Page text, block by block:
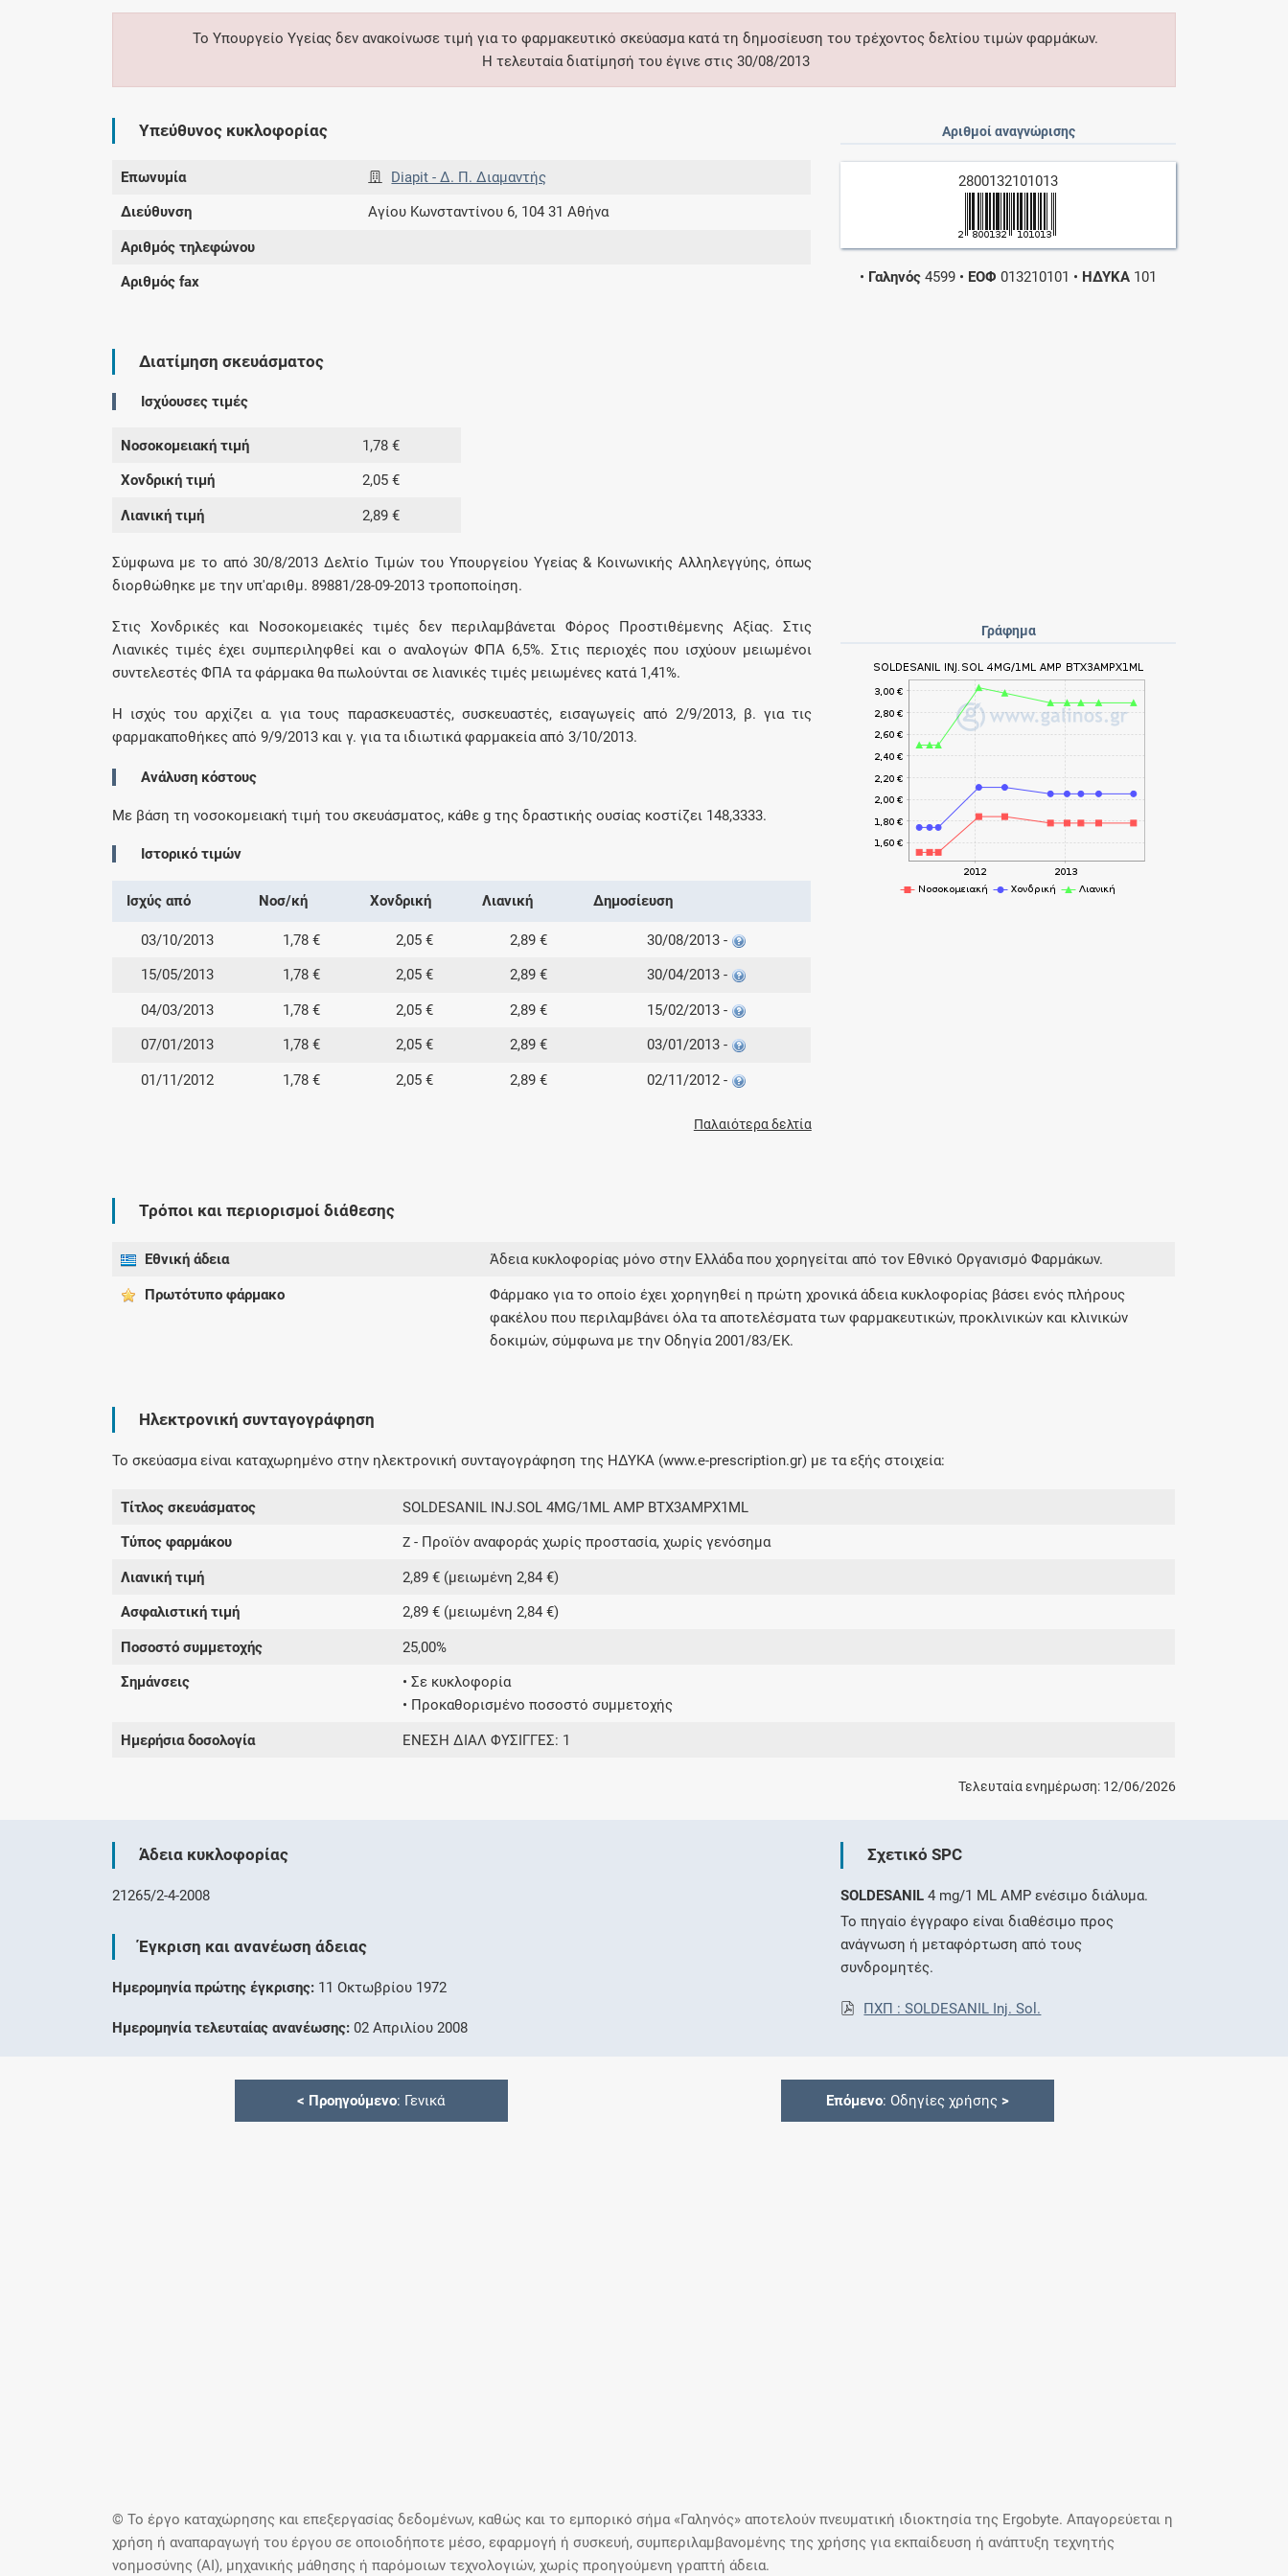
Συνδρομές
Το Υπουργείο Υγείας δεν ανακοίνωσε τιμή για το φαρμακευτικό σκεύασμα κατά τη δημοσίευση του τρέχοντος δελτίου τιμών φαρμάκων.
Η τελευταία διατίμησή του έγινε στις 30/08/2013
Υπεύθυνος κυκλοφορίας
Επωνυμία Diapit - Δ. Π. Διαμαντής
Διεύθυνση Αγίου Κωνσταντίνου 6, 104 31 Αθήνα
Αριθμός τηλεφώνου
Αριθμός fax
Αριθμοί αναγνώρισης
2800132101013
• Γαληνός 4599 • ΕΟΦ 013210101 • ΗΔΥΚΑ 101
Διατίμηση σκευάσματος
Ισχύουσες τιμές
Νοσοκομειακή τιμή 1,78 €
Χονδρική τιμή 2,05 €
Λιανική τιμή 2,89 €
Σύμφωνα με το από 30/8/2013 Δελτίο Τιμών του Υπουργείου Υγείας & Κοινωνικής Αλληλεγγύης, όπως
διορθώθηκε με την υπ'αριθμ. 89881/28-09-2013 τροποποίηση.
Στις Χονδρικές και Νοσοκομειακές τιμές δεν περιλαμβάνεται Φόρος Προστιθέμενης Αξίας. Στις
Λιανικές τιμές έχει συμπεριληφθεί και ο αναλογών ΦΠΑ 6,5%. Στις περιοχές που ισχύουν μειωμένοι
συντελεστές ΦΠΑ τα φάρμακα θα πωλούνται σε λιανικές τιμές μειωμένες κατά 1,41%.
Η ισχύς του αρχίζει α. για τους παρασκευαστές, συσκευαστές, εισαγωγείς από 2/9/2013, β. για τις
φαρμακαποθήκες από 9/9/2013 και γ. για τα ιδιωτικά φαρμακεία από 3/10/2013.
Ανάλυση κόστους
Με βάση τη νοσοκομειακή τιμή του σκευάσματος, κάθεg της δραστικής ουσίας κοστίζει 148,3333.
Ιστορικό τιμών
Ισχύς από Νοσ/κή Χονδρική Λιανική Δημοσίευση
03/10/2013 1,78 € 2,05 € 2,89 € 30/08/2013 -
15/05/2013 1,78 € 2,05 € 2,89 € 30/04/2013 -
04/03/2013 1,78 € 2,05 € 2,89 € 15/02/2013 -
07/01/2013 1,78 € 2,05 € 2,89 € 03/01/2013 -
01/11/2012 1,78 € 2,05 € 2,89 € 02/11/2012 -
Παλαιότερα δελτία
Γράφημα
Τρόποι και περιορισμοί διάθεσης
Εθνική άδεια Άδεια κυκλοφορίας μόνο στην Ελλάδα που χορηγείται από τον Εθνικό Οργανισμό Φαρμάκων.
Πρωτότυπο φάρμακo
Φάρμακο για το οποίο έχει χορηγηθεί η πρώτη χρονικά άδεια κυκλοφορίας βάσει ενός πλήρους
φακέλου που περιλαμβάνει όλα τα αποτελέσματα των φαρμακευτικών, προκλινικών και κλινικών
δοκιμών, σύμφωνα με την Οδηγία 2001/83/ΕΚ.
Ηλεκτρονική συνταγογράφηση
Το σκεύασμα είναι καταχωρημένο στην ηλεκτρονική συνταγογράφηση της ΗΔΥΚΑ (www.e-prescription.gr) με τα εξής στοιχεία:
Τίτλος σκευάσματος SOLDESANIL INJ.SOL 4MG/1ML AMP ΒΤΧ3AMPX1ML
Τύπος φαρμάκου Z- Προϊόν αναφοράς χωρίς προστασία, χωρίς γενόσημα
Λιανική τιμή 2,89 € (μειωμένη 2,84 €)
Ασφαλιστική τιμή 2,89 € (μειωμένη 2,84 €)
Ποσοστό συμμετοχής 25,00%
Σημάνσεις
• Σε κυκλοφορία
• Προκαθορισμένο ποσοστό συμμετοχής
Ημερήσια δοσολογία ΕΝΕΣΗ ΔΙΑΛ ΦΥΣΙΓΓΕΣ: 1
Τελευταία ενημέρωση: 12/06/2026
Άδεια κυκλοφορίας
21265/2-4-2008
Έγκριση και ανανέωση άδειας
Ημερομηνία πρώτης έγκρισης: 11 Οκτωβρίου 1972
Ημερομηνία τελευταίας ανανέωσης: 02 Απριλίου 2008
Σχετικό SPC
SOLDESANIL 4 mg/1 ML AMP ενέσιμο διάλυμα.
Το πηγαίο έγγραφο είναι διαθέσιμο προς
ανάγνωση ή μεταφόρτωση από τους
συνδρομητές.
ΠΧΠ : SOLDESANIL Inj. Sol.
< Προηγούμενο: Γενικά Επόμενο: Οδηγίες χρήσης >
© Το έργο καταχώρησης και επεξεργασίας δεδομένων, καθώς και το εμπορικό σήμα «Γαληνός» αποτελούν πνευματική ιδιοκτησία της Ergobyte. Απαγορεύεται η
χρήση ή αναπαραγωγή του έργου σε οποιοδήποτε μέσο, εφαρμογή ή συσκευή, συμπεριλαμβανομένης της χρήσης για εκπαίδευση ή ανάπτυξη τεχνητής
νοημοσύνης (AI), μηχανικής μάθησης ή παρόμοιων τεχνολογιών, χωρίς προηγούμενη γραπτή άδεια.